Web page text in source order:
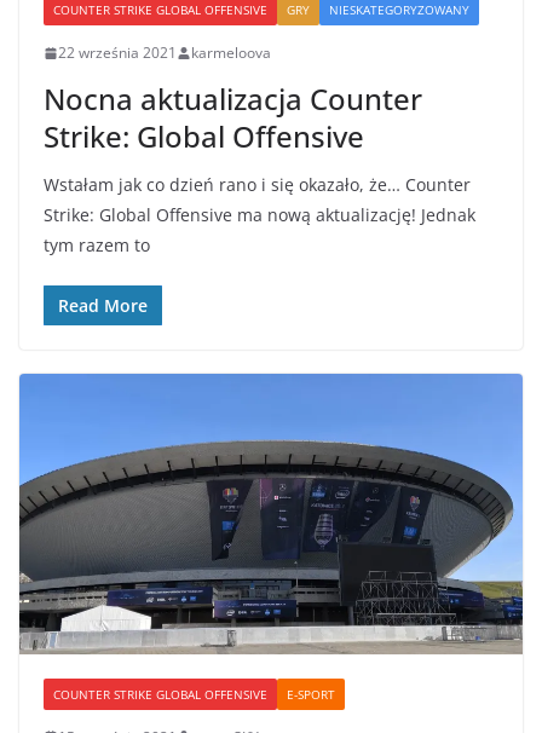
COUNTER STRIKE GLOBAL OFFENSIVE GRY NIESKATEGORYZOWANY
22 września 2021 karmeloova
Nocna aktualizacja Counter
Strike: Global Offensive
Wstałam jak co dzień rano i się okazało, że… Counter
Strike: Global Offensive ma nową aktualizację! Jednak
tym razem to
Read More
COUNTER STRIKE GLOBAL OFFENSIVE E-SPORT